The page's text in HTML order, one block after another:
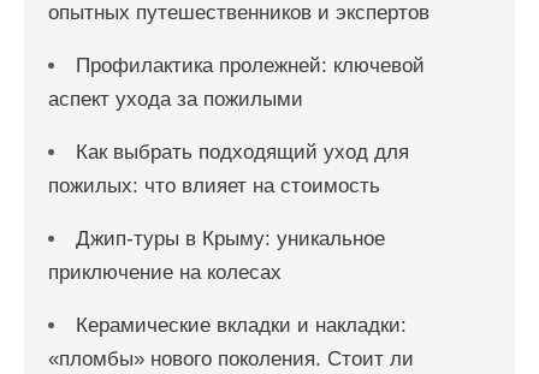
опытных путешественников и экспертов
Профилактика пролежней: ключевой
аспект ухода за пожилыми
Как выбрать подходящий уход для
пожилых: что влияет на стоимость
Джип-туры в Крыму: уникальное
приключение на колесах
Керамические вкладки и накладки:
«пломбы» нового поколения. Стоит ли